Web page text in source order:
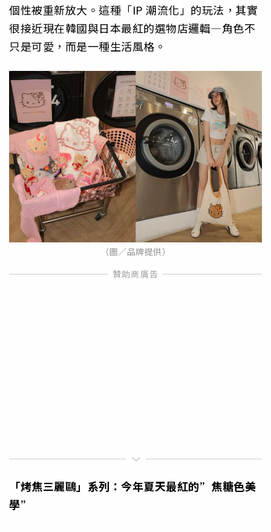
個性被重新放大。這種「IP 潮流化」的玩法，其實
很接近現在韓國與日本最紅的選物店邏輯—角色不
只是可愛，而是一種生活風格。
（圖／品牌提供）
「烤焦三麗鷗」系列：今年夏天最紅的”焦糖色美
學”